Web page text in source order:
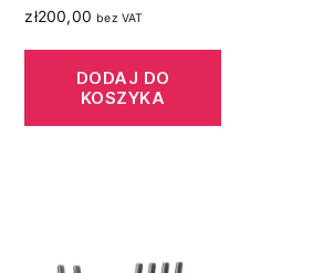
zł200,00 bez VAT
DODAJ DO
KOSZYKA